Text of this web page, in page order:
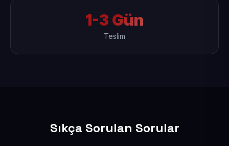
1-3 Gün
Teslim
Sıkça Sorulan Sorular